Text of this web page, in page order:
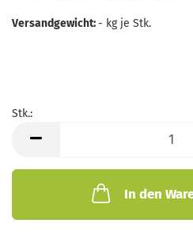
Versandgewicht:- kg je Stk.
Stk.:
In den